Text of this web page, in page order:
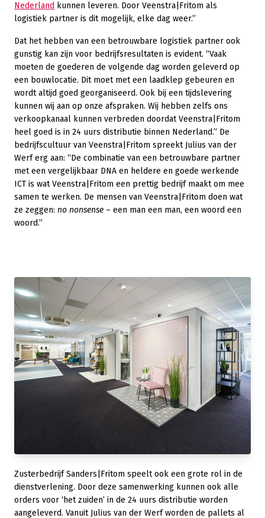
Nederland kunnen leveren. Door Veenstra|Fritom als
logistiek partner is dit mogelijk, elke dag weer.”
Dat het hebben van een betrouwbare logistiek partner ook
gunstig kan zijn voor bedrijfsresultaten is evident. “Vaak
moeten de goederen de volgende dag worden geleverd op
een bouwlocatie. Dit moet met een laadklep gebeuren en
wordt altijd goed georganiseerd. Ook bij een tijdslevering
kunnen wij aan op onze afspraken. Wij hebben zelfs ons
verkoopkanaal kunnen verbreden doordat Veenstra|Fritom
heel goed is in 24 uurs distributie binnen Nederland.” De
bedrijfscultuur van Veenstra|Fritom spreekt Julius van der
Werf erg aan: “De combinatie van een betrouwbare partner
met een vergelijkbaar DNA en heldere en goede werkende
ICT is wat Veenstra|Fritom een prettig bedrijf maakt om mee
samen te werken. De mensen van Veenstra|Fritom doen wat
ze zeggen: no nonsense – een man een man, een woord een
woord.”
Zusterbedrijf Sanders|Fritom speelt ook een grote rol in de
dienstverlening. Door deze samenwerking kunnen ook alle
orders voor ‘het zuiden’ in de 24 uurs distributie worden
aangeleverd. Vanuit Julius van der Werf worden de pallets al